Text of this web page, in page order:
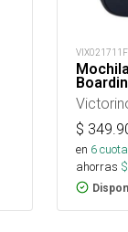
$
en 6
ahorras $